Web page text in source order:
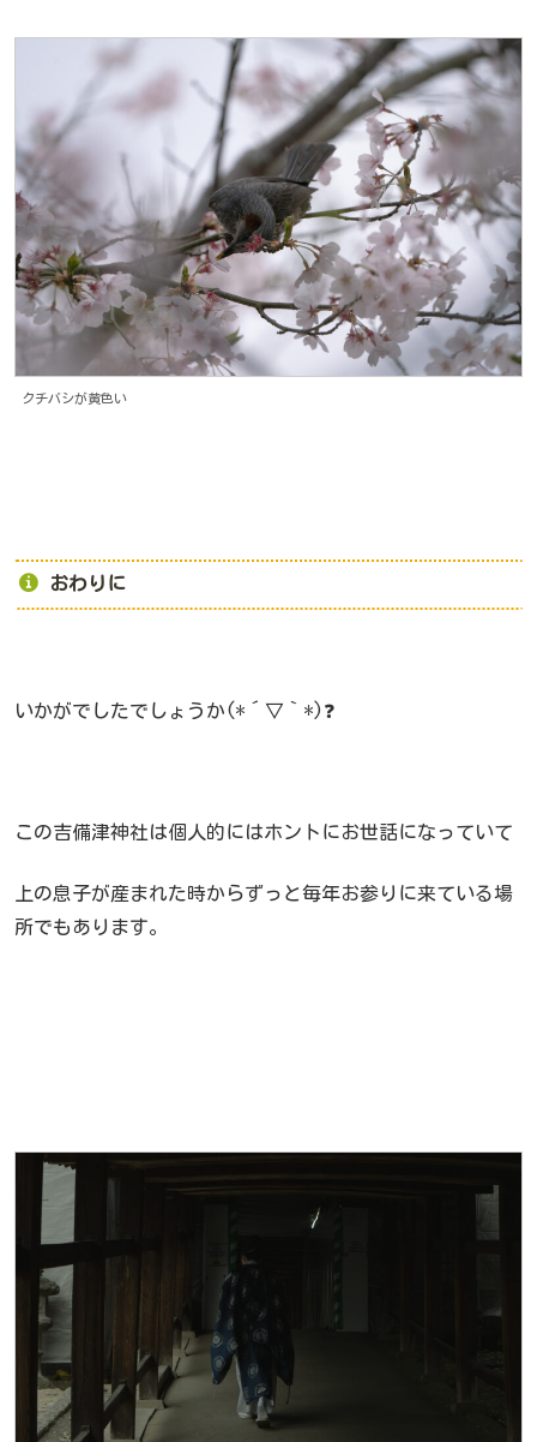
クチバシが黄色い
おわりに
いかがでしたでしょうか(*´▽｀*)❓
この吉備津神社は個人的にはホントにお世話になっていて
上の息子が産まれた時からずっと毎年お参りに来ている場
所でもあります。